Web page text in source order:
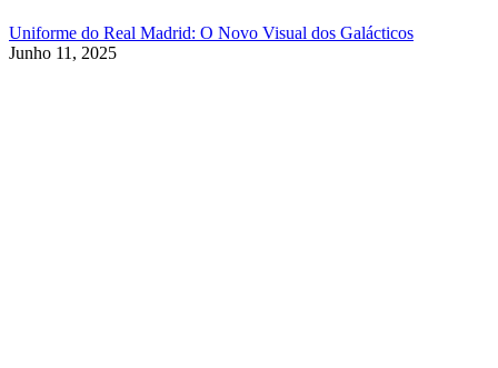
Uniforme do Real Madrid: O Novo Visual dos Galácticos
Junho 11, 2025